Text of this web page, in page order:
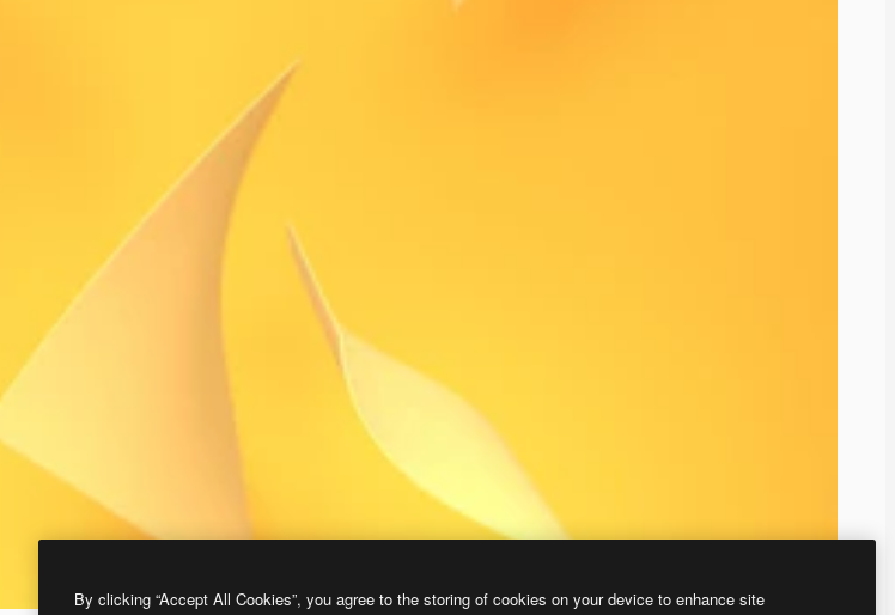
By clicking “Accept All Cookies”, you agree to the storing of cookies on your device to enhance site